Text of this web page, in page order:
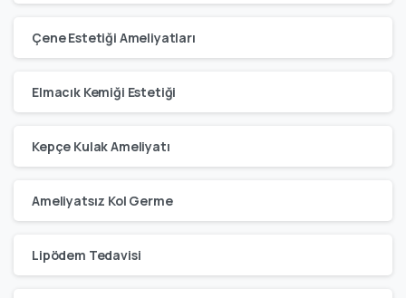
Çene Estetiği Ameliyatları
Elmacık Kemiği Estetiği
Kepçe Kulak Ameliyatı
Ameliyatsız Kol Germe
Lipödem Tedavisi